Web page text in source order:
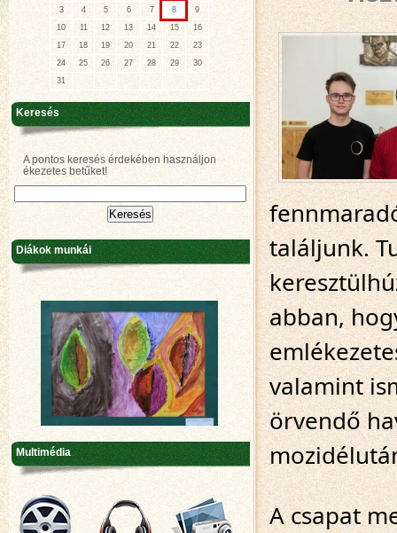
találjunk.
abban,
valamint
örvendő
A csapat
3
4 5 6 7 8
9
10
11 12 13 14 15
16
17
18 19 20 21 22
23
24
25 26 27 28 29
30
31
Keresés
A pontos keresés érdekében használjon
ékezetes betűket!
Diákok munkái
Multimédia